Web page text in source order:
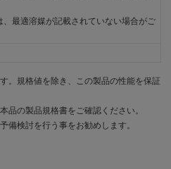
、最適溶媒が記載されていない場合がご
。規格値を除き、この製品の性能を保証
品の製品規格書をご確認ください。
備検討を行う事をお勧めします。